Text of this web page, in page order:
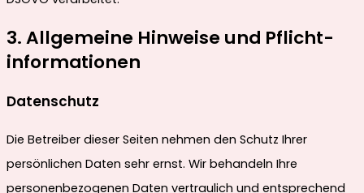
3. Allgemeine Hinweise und Pflicht­
informationen
Datenschutz
Die Betreiber dieser Seiten nehmen den Schutz Ihrer
persönlichen Daten sehr ernst. Wir behandeln Ihre
personenbezogenen Daten vertraulich und entsprechend